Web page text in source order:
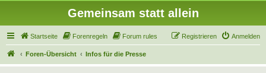
Gemeinsam statt allein
Startseite Forenregeln Forum rules Anmelden
Registrieren
Foren-Übersicht Infos für die Presse